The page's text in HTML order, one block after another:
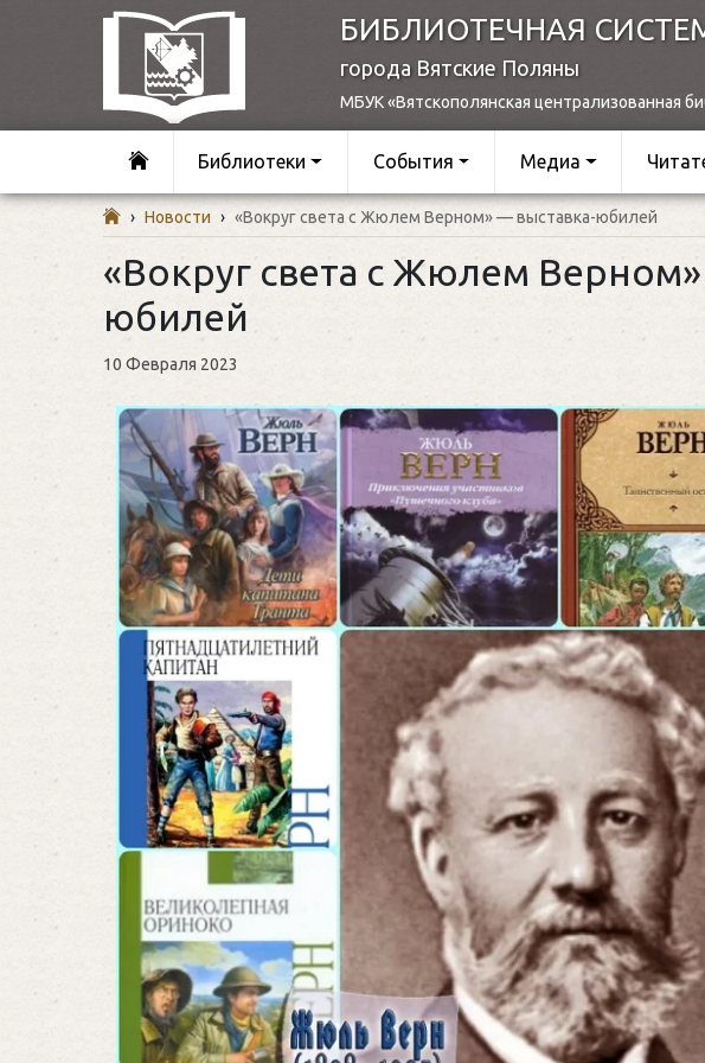
БИБЛИОТЕЧНАЯ
города Вятские Поляны
МБУК «Вятскополянская централизованная
Библиотеки События Медиа
› Новости › «Вокруг света с Жюлем Верном» — выставка-юбилей
«Вокруг света с Жюлем
юбилей
10 Февраля 2023